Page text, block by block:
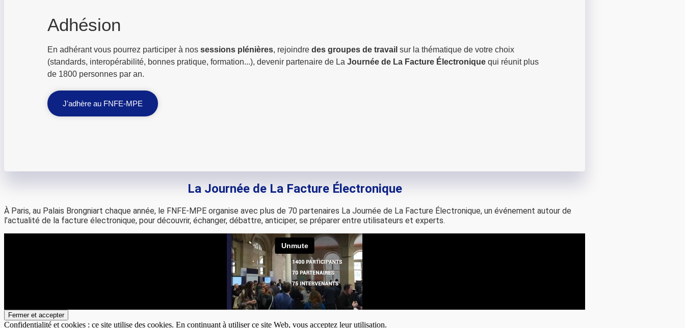
Adhésion
En adhérant vous pourrez participer à nos sessions plénières, rejoindre des groupes de travail sur la thématique de votre choix
(standards, interopérabilité, bonnes pratique, formation...), devenir partenaire de La Journée de La Facture Électronique qui réunit plus
de 1800 personnes par an.
J'adhère au FNFE-MPE
La Journée de La Facture Électronique
À Paris, au Palais Brongniart chaque année, le FNFE-MPE organise avec plus de 70 partenaires La Journée de La Facture Électronique, un événement autour de
l’actualité de la facture électronique, pour découvrir, échanger, débattre, anticiper, se préparer entre utilisateurs et experts.
Confidentialité et cookies : ce site utilise des cookies. En continuant à utiliser ce site Web, vous acceptez leur utilisation.